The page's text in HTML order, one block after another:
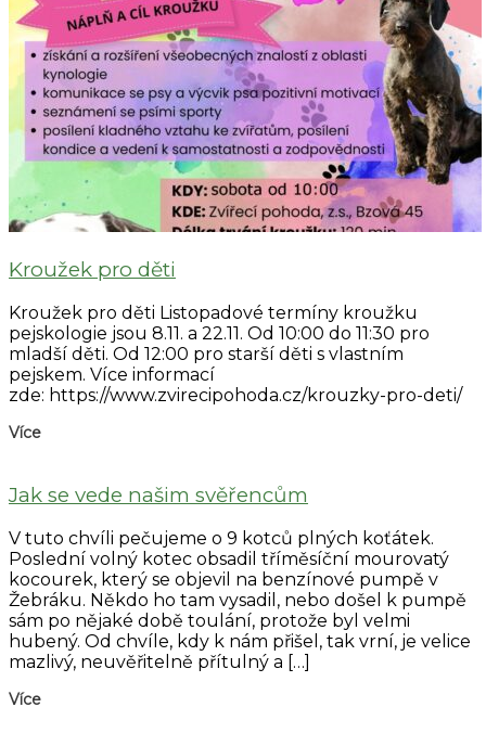
Kroužek pro děti
Kroužek pro děti Listopadové termíny kroužku
pejskologie jsou 8.11. a 22.11. Od 10:00 do 11:30 pro
mladší děti. Od 12:00 pro starší děti s vlastním
pejskem. Více informací
zde: https://www.zvirecipohoda.cz/krouzky-pro-deti/
Více
Jak se vede našim svěřencům
V tuto chvíli pečujeme o 9 kotců plných koťátek.
Poslední volný kotec obsadil tříměsíční mourovatý
kocourek, který se objevil na benzínové pumpě v
Žebráku. Někdo ho tam vysadil, nebo došel k pumpě
sám po nějaké době toulání, protože byl velmi
hubený. Od chvíle, kdy k nám přišel, tak vrní, je velice
mazlivý, neuvěřitelně přítulný a […]
Více